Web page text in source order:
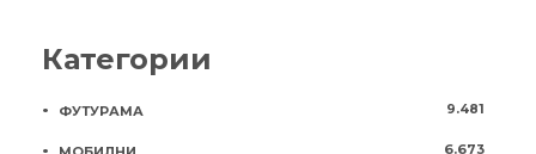
Категории
ФУТУРАМА 9.481
6.673